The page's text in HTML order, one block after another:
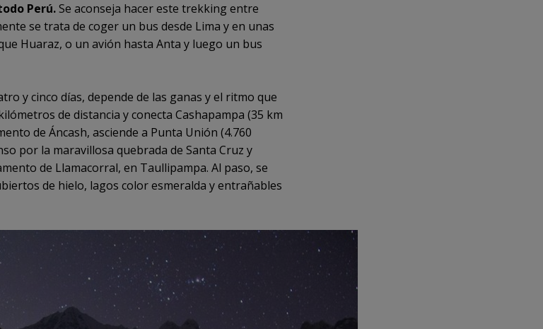
Perú.Se aconseja hacer este trekking entre
se trata de coger un bus desde Lima y en unas
Huaraz, o un avión hasta Anta y luego un bus
y cinco días, depende de las ganas y el ritmo que
de distancia y conecta Cashapampa (35 km
de Áncash, asciende a Punta Unión (4.760
por la maravillosa quebrada de Santa Cruz y
de Llamacorral, en Taullipampa. Al paso, se
de hielo, lagos color esmeralda y entrañables